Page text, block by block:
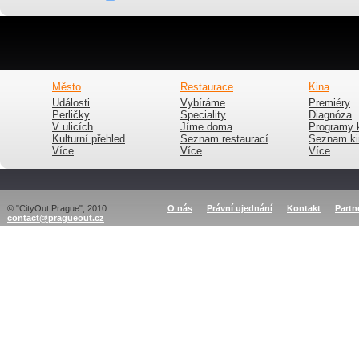
Město
Události
Perličky
V ulicích
Kulturní přehled
Více
Restaurace
Vybíráme
Speciality
Jíme doma
Seznam restaurací
Více
Kina
Premiéry
Diagnóza
Programy
Seznam
Více
© "CityOut Prague", 2010
contact@pragueout.cz
O nás Právní ujednání Kontakt